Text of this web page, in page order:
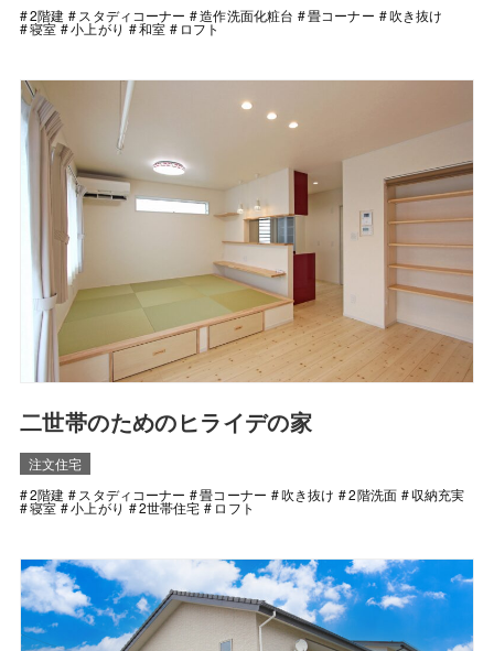
2階建
スタディコーナー 造作洗面化粧台 畳コーナー 吹き抜け
寝室 小上がり 和室 ロフト
二世帯のためのヒライデの家
注文住宅
2階建
スタディコーナー 畳コーナー 吹き抜け 2階洗面 収納充実
寝室 小上がり 2世帯住宅 ロフト